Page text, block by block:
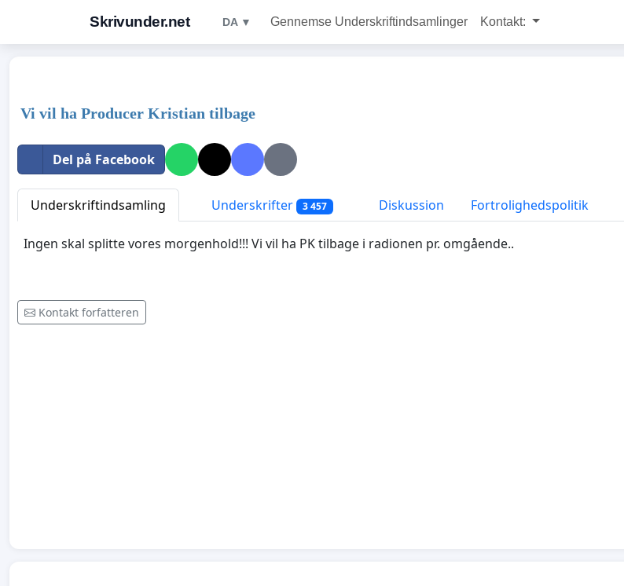
Skrivunder.net DA ▼ Gennemse Underskriftindsamlinger Kontakt:
Vi vil ha Producer Kristian tilbage
Del på Facebook
Underskriftindsamling Underskrifter 3 457 Diskussion Fortrolighedspolitik
Ingen skal splitte vores morgenhold!!! Vi vil ha PK tilbage i radionen pr. omgående..
Kontakt forfatteren